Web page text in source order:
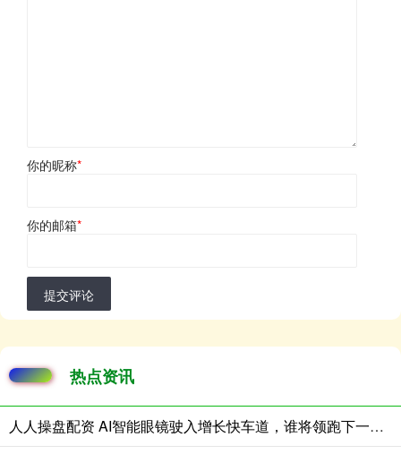
你的昵称*
你的邮箱*
提交评论
热点资讯
人人操盘配资 AI智能眼镜驶入增长快车道，谁将领跑下一代个人交互终端